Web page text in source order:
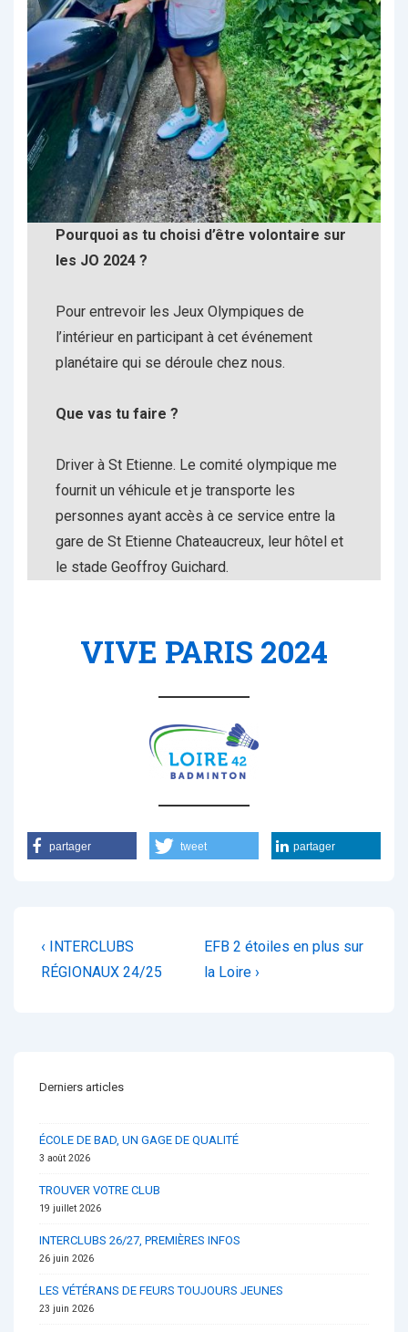
Pourquoi as tu choisi d’être volontaire sur
les JO 2024 ?
Pour entrevoir les Jeux Olympiques de
l’intérieur en participant à cet événement
planétaire qui se déroule chez nous.
Que vas tu faire ?
Driver à St Etienne. Le comité olympique me
fournit un véhicule et je transporte les
personnes ayant accès à ce service entre la
gare de St Etienne Chateaucreux, leur hôtel et
le stade Geoffroy Guichard.
VIVE PARIS 2024
partager tweet partager
Navigation
de
Previous
Post
‹ INTERCLUBS
RÉGIONAUX 24/25
Next
Post
EFB 2 étoiles en plus sur
la Loire ›
Derniers articles
ÉCOLE DE BAD, UN GAGE DE QUALITÉ
3 août 2026
TROUVER VOTRE CLUB
19 juillet 2026
INTERCLUBS 26/27, PREMIÈRES INFOS
26 juin 2026
LES VÉTÉRANS DE FEURS TOUJOURS JEUNES
23 juin 2026